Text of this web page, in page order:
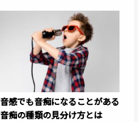
感でも音痴になることがある
痴の種類の見分け方とは